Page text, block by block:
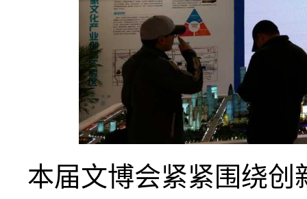
本届文博会紧紧围绕创